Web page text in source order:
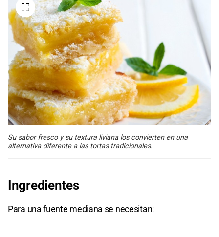
Su sabor fresco y su textura liviana los convierten en una
alternativa diferente a las tortas tradicionales.
Ingredientes
Para una fuente mediana se necesitan: